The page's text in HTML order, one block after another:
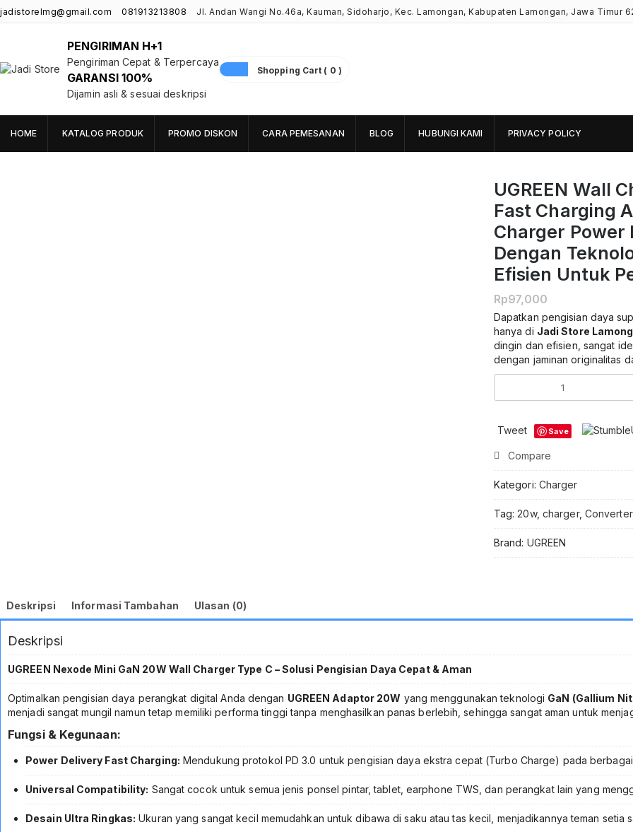
jadistorelmg@gmail.com 081913213808 Jl. Andan Wangi No.46a, Kauman, Sidoharjo, Kec. Lamongan, Kabupaten Lamongan, Jawa Timur
Jadi Store
Pusat Aksesoris HP, Komputer & Produk Unik di Lamongan
PENGIRIMAN H+1
Pengiriman Cepat & Terpercaya
GARANSI 100%
Dijamin asli & sesuai deskripsi
Shopping Cart ( 0 )
HOME KATALOG PRODUK PROMO DISKON CARA PEMESANAN BLOG HUBUNGI KAMI PRIVACY POLICY
UGREEN Wall
Fast Charging
Charger Power
Dengan
Efisien Untuk
Rp97,000
Dapatkan pengisian daya
hanya di Jadi Store
dingin dan efisien, sangat
dengan jaminan originalitas
GaN
N
20W
Type
C
Fast
Charging
Kepala
Android
iPhone
iPad
Teknologi
GaN
Mini
Compact
Aman
dan
Tweet Save
Compare
Kategori: Charger
Tag:20w, charger, Converter
Brand: UGREEN
Deskripsi Informasi Tambahan Ulasan (0)
Deskripsi
UGREEN Nexode Mini GaN 20W Wall Charger Type C – Solusi Pengisian Daya Cepat & Aman
Optimalkan pengisian daya perangkat digital Anda dengan UGREEN Adaptor 20W yang menggunakan teknologi GaN (Gallium
menjadi sangat mungil namun tetap memiliki performa tinggi tanpa menghasilkan panas berlebih, sehingga sangat aman untuk
Fungsi & Kegunaan:
Power Delivery Fast Charging: Mendukung protokol PD 3.0 untuk pengisian daya ekstra cepat (Turbo Charge) pada
Universal Compatibility: Sangat cocok untuk semua jenis ponsel pintar, tablet, earphone TWS, dan perangkat lain yang
Desain Ultra Ringkas: Ukuran yang sangat kecil memudahkan untuk dibawa di saku atau tas kecil, menjadikannya teman setia